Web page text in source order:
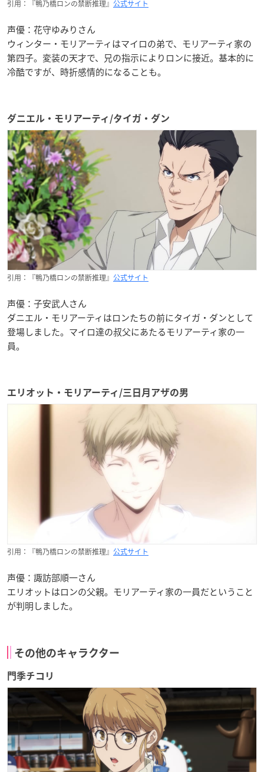
引用：『鴨乃橋ロンの禁断推理』 公式サイト
声優：花守ゆみりさん
ウィンター・モリアーティはマイロの弟で、モリアーティ家の
第四子。変装の天才で、兄の指示によりロンに接近。基本的に
冷酷ですが、時折感情的になることも。
ダニエル・モリアーティ/タイガ・ダン
引用：『鴨乃橋ロンの禁断推理』 公式サイト
声優：子安武人さん
ダニエル・モリアーティはロンたちの前にタイガ・ダンとして
登場しました。マイロ達の叔父にあたるモリアーティ家の一
員。
エリオット・モリアーティ/三日月アザの男
引用：『鴨乃橋ロンの禁断推理』 公式サイト
声優：諏訪部順一さん
エリオットはロンの父親。モリアーティ家の一員だということ
が判明しました。
その他のキャラクター
門季チコリ